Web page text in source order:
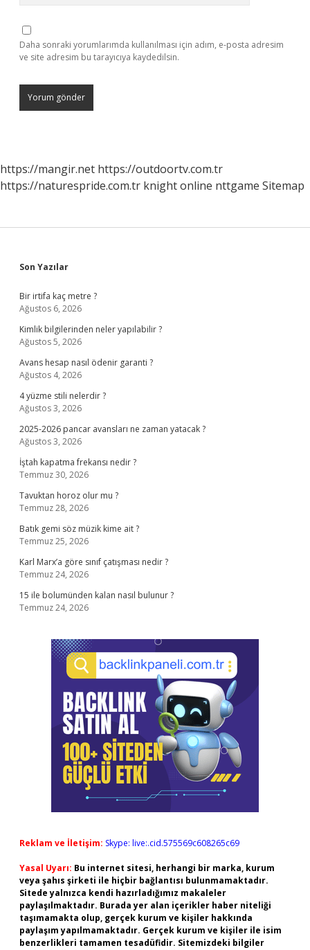
Daha sonraki yorumlarımda kullanılması için adım, e-posta adresim
ve site adresim bu tarayıcıya kaydedilsin.
https://mangir.net https://outdoortv.com.tr
https://naturespride.com.tr knight online nttgame Sitemap
Sidebar
Son Yazılar
Bir irtifa kaç metre ?
Ağustos 6, 2026
Kimlik bilgilerinden neler yapılabilir ?
Ağustos 5, 2026
Avans hesap nasıl ödenir garanti ?
Ağustos 4, 2026
4 yüzme stili nelerdir ?
Ağustos 3, 2026
2025-2026 pancar avansları ne zaman yatacak ?
Ağustos 3, 2026
İştah kapatma frekansı nedir ?
Temmuz 30, 2026
Tavuktan horoz olur mu ?
Temmuz 28, 2026
Batık gemi söz müzik kime ait ?
Temmuz 25, 2026
Karl Marx’a göre sınıf çatışması nedir ?
Temmuz 24, 2026
15 ile bolumünden kalan nasıl bulunur ?
Temmuz 24, 2026
Reklam ve İletişim: Skype: live:.cid.575569c608265c69
Yasal Uyarı: Bu internet sitesi, herhangi bir marka, kurum
veya şahıs şirketi ile hiçbir bağlantısı bulunmamaktadır.
Sitede yalnızca kendi hazırladığımız makaleler
paylaşılmaktadır. Burada yer alan içerikler haber niteliği
taşımamakta olup, gerçek kurum ve kişiler hakkında
paylaşım yapılmamaktadır. Gerçek kurum ve kişiler ile isim
benzerlikleri tamamen tesadüfidir. Sitemizdeki bilgiler